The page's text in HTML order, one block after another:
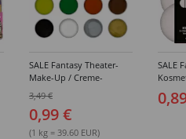
SALE Fantasy Theater-
Make-Up / Creme-
25g - Verschiedene
Karnevalsfarben
3,49 €
0,99 €
(1 kg = 39.60 EUR)
SALE